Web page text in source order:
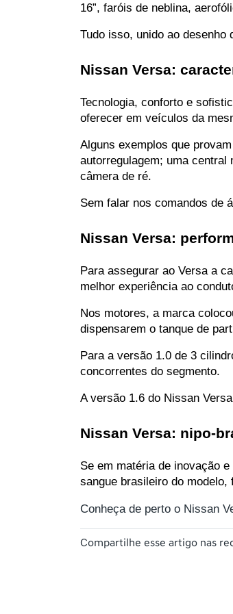
16”, faróis de neblina,
Tudo isso, unido ao
Nissan Versa:
Tecnologia, conforto e
oferecer em veículos da
Alguns exemplos que
autorregulagem; uma
câmera de ré.
Sem falar nos comandos de
Nissan Versa:
Para assegurar ao Versa a
melhor experiência ao
Nos motores, a marca
dispensarem o tanque de
Para a versão 1.0 de 3
concorrentes do segmento.
A versão 1.6 do Nissan
Nissan Versa: nipo-
Se em matéria de inovação
sangue brasileiro do
Conheça de perto o Nissan
Compartilhe esse artigo nas